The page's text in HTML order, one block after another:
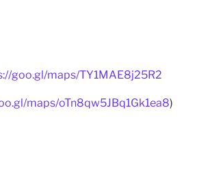
goo.gl/maps/TY1MAE8j25R2
maps/oTn8qw5JBq1Gk1ea8)